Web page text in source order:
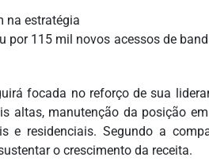
na estratégia
por 115 mil novos acessos de
focada no reforço de sua
altas, manutenção da posição
e residenciais. Segundo a
o crescimento da receita.